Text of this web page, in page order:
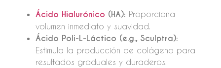
Ácido Hialurónico (HA): Proporciona
volumen inmediato y suavidad.
Ácido Poli-L-Láctico (e.g., Sculptra):
Estimula la producción de colágeno para
resultados graduales y duraderos.